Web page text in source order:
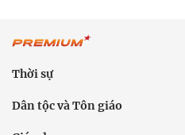
Thời sự
Dân tộc và Tôn giáo